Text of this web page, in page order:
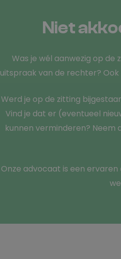
Niet
Was je wél aanwezig op
uitspraak van de rechter?
Werd je op de zitting
Vind je dat er (eventueel
kunnen verminderen? Neem
Onze advocaat is een ervaren